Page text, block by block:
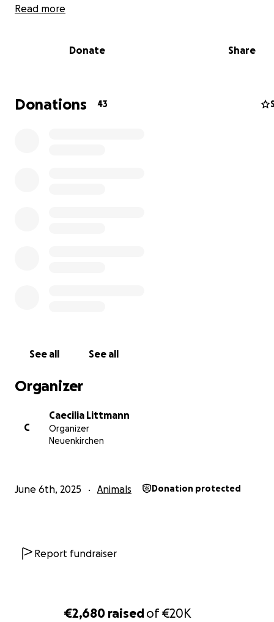
€2,680 raisedof€20K
ungewollten Tieren .
Tiere mit schweren Schicksal Schlägen und Tiere die
und Betreiber des Tierhof-Sonnenschein e.V, 20.000€.
Wir hoffen , auf Unterstützung und Menschen , die uns
Read more
Donate Share
Donations 43
See all See all
Organizer
C
Caecilia Littmann
Organizer
Neuenkirchen
June 6th, 2025 Animals Donation protected
Report fundraiser